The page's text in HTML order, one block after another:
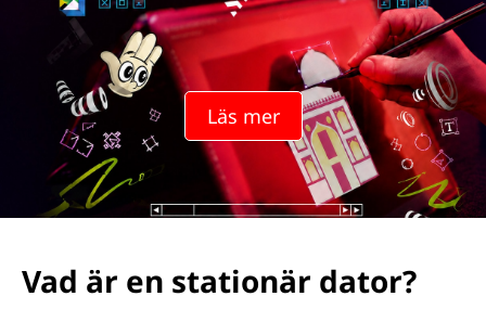
Läs mer
Vad är en stationär dator?